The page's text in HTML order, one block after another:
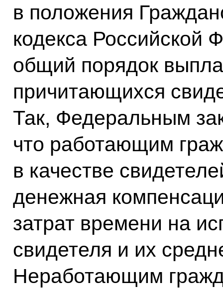
в положения
кодекса Российской
общий порядок
причитающихся
Так, Федеральным
что работающим
в качестве
денежная
затрат времени на
свидетеля и их
Неработающим